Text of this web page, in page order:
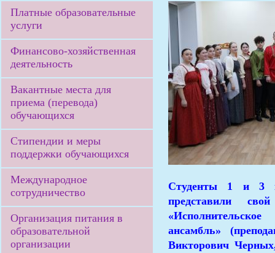
Платные образовательные
услуги
Финансово-хозяйственная
деятельность
Вакантные места для
приема (перевода)
обучающихся
Стипендии и меры
поддержки обучающихся
Международное
сотрудничество
Организация питания в
образовательной
организации
Студенты 1 и 3
представили
ансамбль»
Викторович